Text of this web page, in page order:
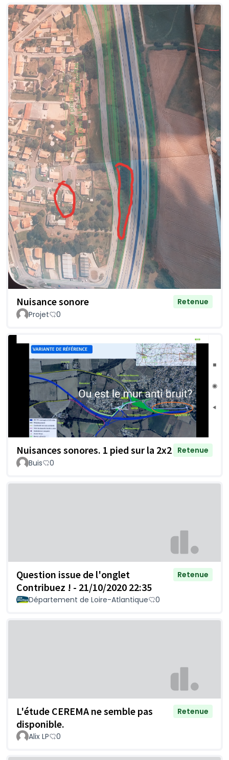
Nuisance sonore
Retenue
Projet
0
Nuisances sonores. 1 pied sur la 2x2 Retenue
Buis
0
Question issue de l'onglet
Contribuez ! - 21/10/2020 22:35
Retenue
Département de Loire-Atlantique 0
L'étude CEREMA ne semble pas
disponible.
Retenue
Alix LP 0